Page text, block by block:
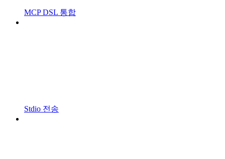
MCP DSL 통합
Stdio 전송